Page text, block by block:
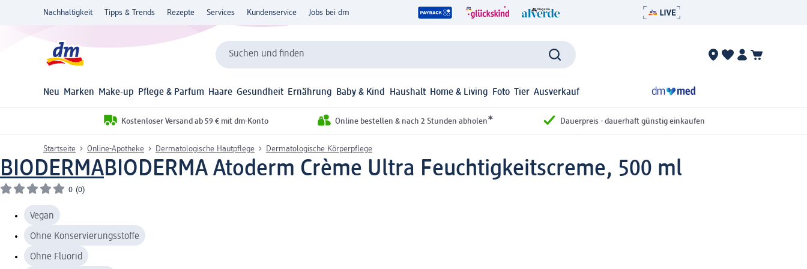
Nachhaltigkeit Tipps & Trends Rezepte Services Kundenservice Jobs bei dm
Suchen und finden
Neu Marken Make-up Pflege & Parfum Haare Gesundheit Ernährung Baby & Kind Haushalt Home & Living Foto Tier Ausverkauf
Kostenloser Versand ab 59 € mit dm-Konto Online bestellen & nach 2 Stunden abholen* Dauerpreis - dauerhaft günstig einkaufen
Startseite Online-Apotheke Dermatologische Hautpflege Dermatologische Körperpflege
BIODERMABIODERMA Atoderm Crème Ultra Feuchtigkeitscreme, 500 ml
0 (0)
Vegan
Ohne Konservierungsstoffe
Ohne Fluorid